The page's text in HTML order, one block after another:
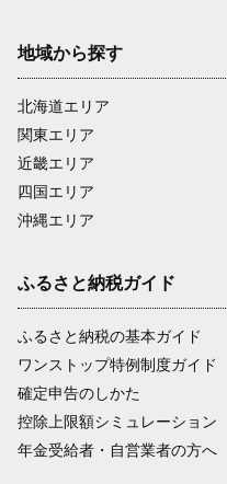
地域から探す
北海道エリア
関東エリア
近畿エリア
四国エリア
沖縄エリア
ふるさと納税ガイド
ふるさと納税の基本ガイド
ワンストップ特例制度ガイド
確定申告のしかた
控除上限額シミュレーション
年金受給者・自営業者の方へ